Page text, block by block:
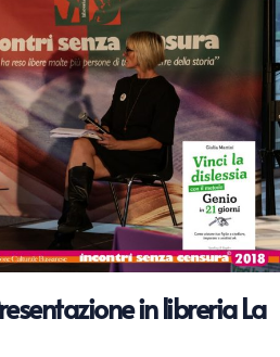
in libreria La